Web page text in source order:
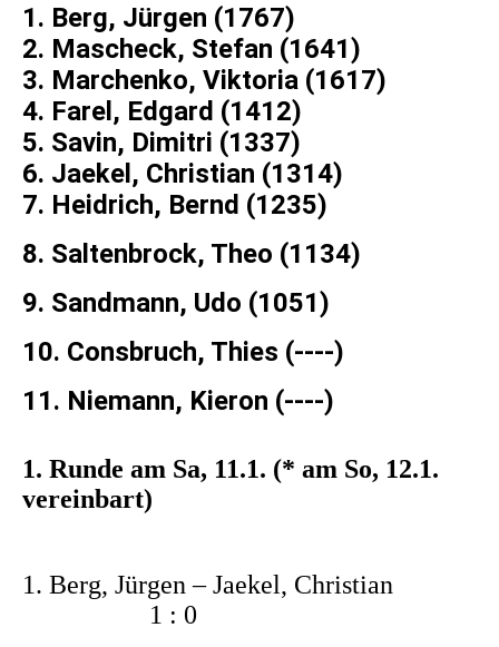
1. Berg, Jürgen (1767)
2. Mascheck, Stefan (1641)
3. Marchenko, Viktoria (1617)
4. Farel, Edgard (1412)
5. Savin, Dimitri (1337)
6. Jaekel, Christian (1314)
7. Heidrich, Bernd (1235)
8. Saltenbrock, Theo (1134)
9. Sandmann, Udo (1051)
10. Consbruch, Thies (----)
11. Niemann, Kieron (----)
1. Runde am Sa, 11.1. (* am So, 12.1.
vereinbart)
1. Berg, Jürgen – Jaekel, Christian
1 : 0